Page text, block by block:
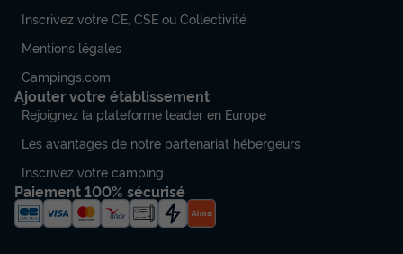
Inscrivez votre CE, CSE ou Collectivité
Mentions légales
Campings.com
Ajouter votre établissement
Rejoignez la plateforme leader en Europe
Les avantages de notre partenariat hébergeurs
Inscrivez votre camping
Paiement 100% sécurisé